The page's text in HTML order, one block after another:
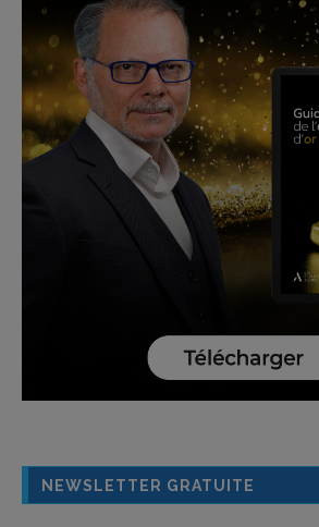
NEWSLETTER GRATUITE